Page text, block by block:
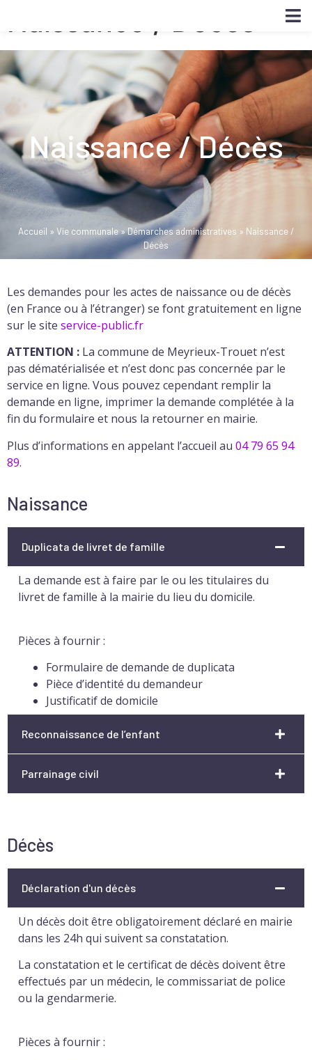
Naissance / Décès
Naissance / Décès
Accueil » Vie communale »Démarches administratives » Naissance /
Décès
Les demandes pour les actes de naissance ou de décès
(en France ou à l’étranger) se font gratuitement en ligne
sur le site service-public.fr
ATTENTION : La commune de Meyrieux-Trouet n’est
pas dématérialisée et n’est donc pas concernée par le
service en ligne. Vous pouvez cependant remplir la
demande en ligne, imprimer la demande complétée à la
fin du formulaire et nous la retourner en mairie.
Plus d’informations en appelant l’accueil au 04 79 65 94
89.
Naissance
Duplicata de livret de famille
La demande est à faire par le ou les titulaires du
livret de famille à la mairie du lieu du domicile.
Pièces à fournir :
Formulaire de demande de duplicata
Pièce d’identité du demandeur
Justificatif de domicile
Reconnaissance de l’enfant
Parrainage civil
Décès
Déclaration d'un décès
Un décès doit être obligatoirement déclaré en mairie
dans les 24h qui suivent sa constatation.
La constatation et le certificat de décès doivent être
effectués par un médecin, le commissariat de police
ou la gendarmerie.
Pièces à fournir :